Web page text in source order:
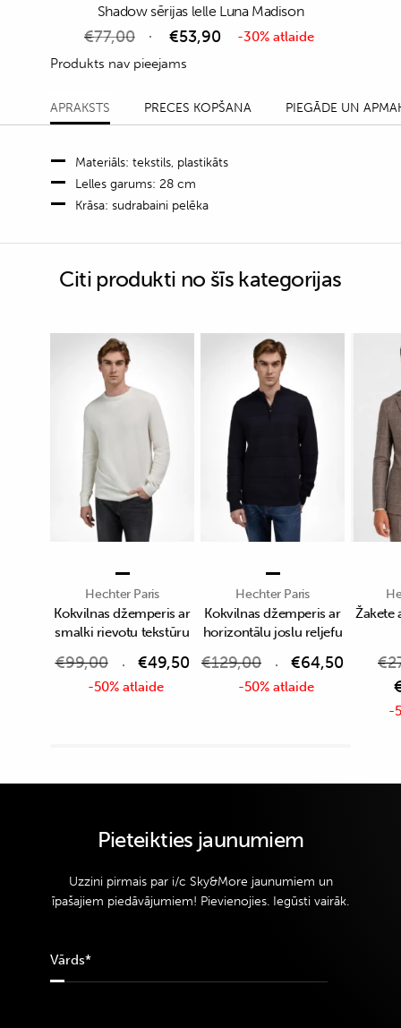
Shadow sērijas lelle Luna Madison
€77,00 €53,90
-30% atlaide
Produkts nav pieejams
APRAKSTS PRECES KOPŠANA PIEGĀDE UN
Materiāls: tekstils, plastikāts
Lelles garums: 28 cm
Krāsa: sudrabaini pelēka
Citi produkti no šīs kategorijas
Hechter Paris
Kokvilnas džemperis ar
smalki rievotu tekstūru
€99,00 €49,50
-50% atlaide
Hechter Paris
Kokvilnas džemperis ar
horizontālu joslu reljefu
€129,00 €64,50
-50% atlaide
Žakete
€
-
Pieteikties jaunumiem
Uzzini pirmais par i/c Sky&More jaunumiem un
īpašajiem piedāvājumiem! Pievienojies. Iegūsti vairāk.